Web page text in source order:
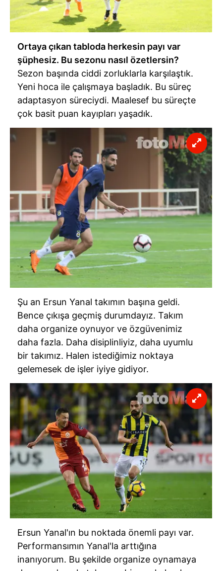
Ortaya çıkan tabloda herkesin payı var
şüphesiz. Bu sezonu nasıl özetlersin?
Sezon başında ciddi zorluklarla karşılaştık.
Yeni hoca ile çalışmaya başladık. Bu süreç
adaptasyon süreciydi. Maalesef bu süreçte
çok basit puan kayıpları yaşadık.
Şu an Ersun Yanal takımın başına geldi.
Bence çıkışa geçmiş durumdayız. Takım
daha organize oynuyor ve özgüvenimiz
daha fazla. Daha disiplinliyiz, daha uyumlu
bir takımız. Halen istediğimiz noktaya
gelemesek de işler iyiye gidiyor.
Ersun Yanal'ın bu noktada önemli payı var.
Performansımın Yanal'la arttığına
inanıyorum. Bu şekilde organize oynamaya